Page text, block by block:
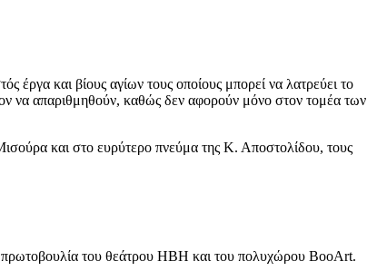
έργα και βίους αγίων τους οποίους μπορεί να λατρεύει το
να απαριθμηθούν, καθώς δεν αφορούν μόνο στον τομέα των
και στο ευρύτερο πνεύμα της Κ. Αποστολίδου, τους
του θεάτρου ΗΒΗ και του πολυχώρου BooArt.